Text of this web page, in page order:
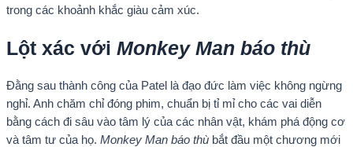
trong các khoảnh khắc giàu cảm xúc.
Lột xác với Monkey Man báo thù
Đằng sau thành công của Patel là đạo đức làm việc không ngừng
nghỉ. Anh chăm chỉ đóng phim, chuẩn bị tỉ mỉ cho các vai diễn
bằng cách đi sâu vào tâm lý của các nhân vật, khám phá động cơ
và tâm tư của họ. Monkey Man báo thù bắt đầu một chương mới